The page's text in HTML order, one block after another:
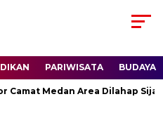
PARIWISATA BUDAYA
Camat Medan Area Dilahap